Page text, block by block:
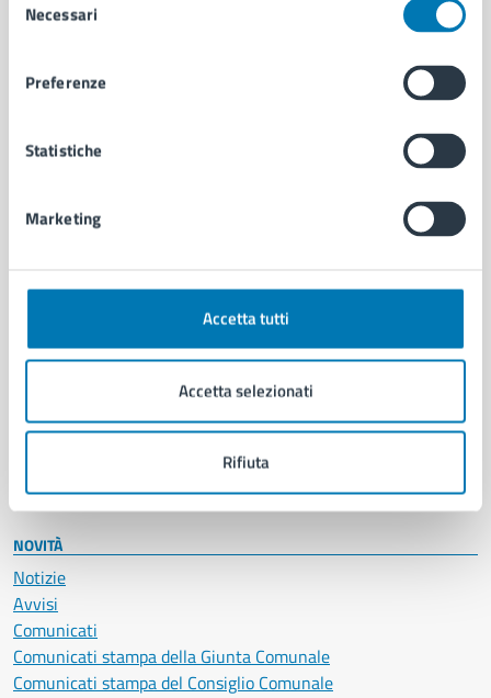
delNecessari
Preferenze
Statistiche
Marketing
Accetta tutti
Accetta selezionati
Rifiuta
Politici
Documenti e dati
Ambiente
Anagrafe e stato civile
Cultura e tempo libero
Giustizia e sicurezza pubblica
Salute, benessere e assistenza
Servizi Cimiteriali
NOVITÀ
Notizie
Avvisi
Comunicati
Comunicati stampa della Giunta Comunale
Comunicati stampa del Consiglio Comunale